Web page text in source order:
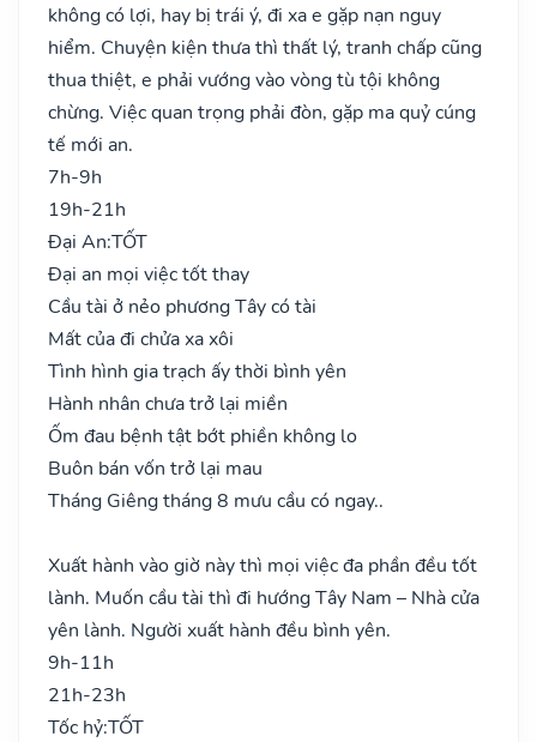
không có lợi, hay bị trái ý, đi xa e gặp nạn nguy
hiểm. Chuyện kiện thưa thì thất lý, tranh chấp cũng
thua thiệt, e phải vướng vào vòng tù tội không
chừng. Việc quan trọng phải đòn, gặp ma quỷ cúng
tế mới an.
7h-9h
19h-21h
Đại An:TỐT
Đại an mọi việc tốt thay
Cầu tài ở nẻo phương Tây có tài
Mất của đi chửa xa xôi
Tình hình gia trạch ấy thời bình yên
Hành nhân chưa trở lại miền
Ốm đau bệnh tật bớt phiền không lo
Buôn bán vốn trở lại mau
Tháng Giêng tháng 8 mưu cầu có ngay..
Xuất hành vào giờ này thì mọi việc đa phần đều tốt
lành. Muốn cầu tài thì đi hướng Tây Nam – Nhà cửa
yên lành. Người xuất hành đều bình yên.
9h-11h
21h-23h
Tốc hỷ:TỐT